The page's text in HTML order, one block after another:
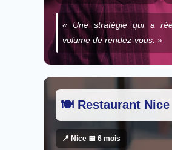
« Une stratégie qui a
volume de rendez-vous. »
🍽️ Restaurant Nice
📍 Nice 📅 6 mois